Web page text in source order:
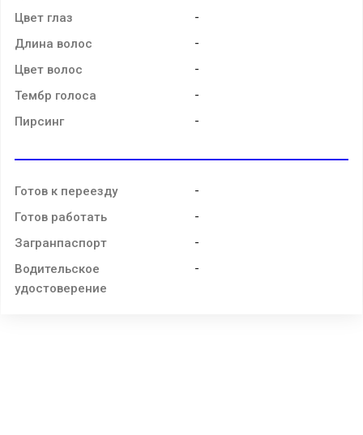
Цвет глаз -
Длина волос -
Цвет волос -
Тембр голоса -
Пирсинг -
Готов к переезду -
Готов работать -
Загранпаспорт -
Водительское
удостоверение
-